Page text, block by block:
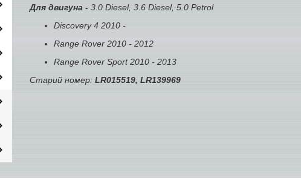
Для двигуна - 3.0 Diesel, 3.6 Diesel, 5.0 Petrol
Discovery 4 2010 -
Range Rover 2010 - 2012
Range Rover Sport 2010 - 2013
Старий номер: LR015519, LR139969